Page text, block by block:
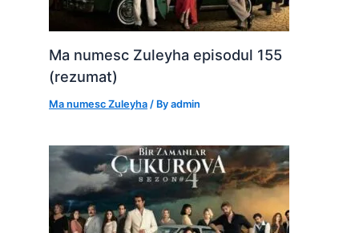
Ma numesc Zuleyha episodul 155
(rezumat)
Ma numesc Zuleyha / Byadmin